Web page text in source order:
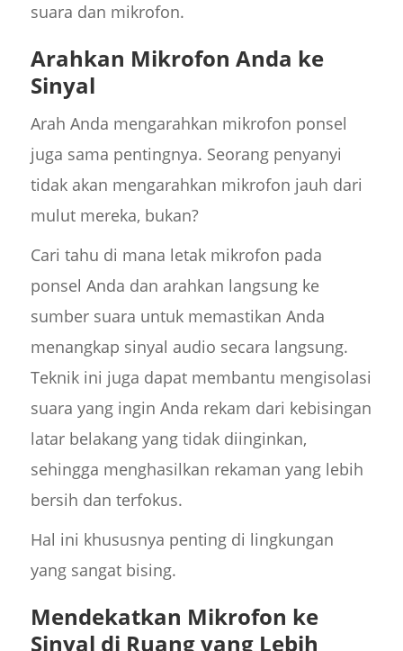
suara dan mikrofon.
Arahkan Mikrofon Anda ke
Sinyal
Arah Anda mengarahkan mikrofon ponsel
juga sama pentingnya. Seorang penyanyi
tidak akan mengarahkan mikrofon jauh dari
mulut mereka, bukan?
Cari tahu di mana letak mikrofon pada
ponsel Anda dan arahkan langsung ke
sumber suara untuk memastikan Anda
menangkap sinyal audio secara langsung.
Teknik ini juga dapat membantu mengisolasi
suara yang ingin Anda rekam dari kebisingan
latar belakang yang tidak diinginkan,
sehingga menghasilkan rekaman yang lebih
bersih dan terfokus.
Hal ini khususnya penting di lingkungan
yang sangat bising.
Mendekatkan Mikrofon ke
Sinyal di Ruang yang Lebih